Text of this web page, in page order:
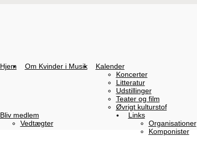
Hjem Om Kvinder i Musik
Kalender
Koncerter
Litteratur
Udstillinger
Teater og film
Øvrigt kulturstof
Bliv medlem
Vedtægter
Links
Organisationer
Komponister